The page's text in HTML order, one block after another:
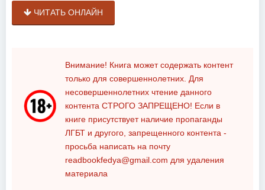
ЧИТАТЬ ОНЛАЙН
Внимание! Книга может содержать контент
только для совершеннолетних. Для
несовершеннолетних чтение данного
контента СТРОГО ЗАПРЕЩЕНО! Если в
книге присутствует наличие пропаганды
ЛГБТ и другого, запрещенного контента -
просьба написать на почту
readbookfedya@gmail.com для удаления
материала